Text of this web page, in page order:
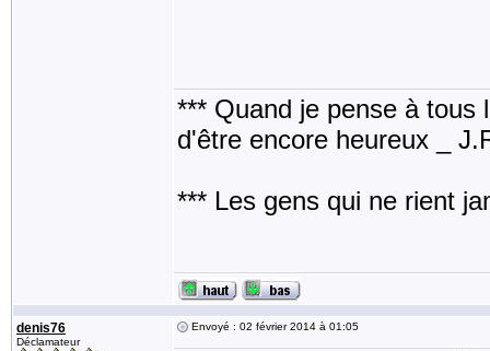
*** Quand je pense à tous
d'être encore heureux _
*** Les gens qui ne rient
denis76
Déclamateur
Envoyé : 02 février 2014 à 01:05